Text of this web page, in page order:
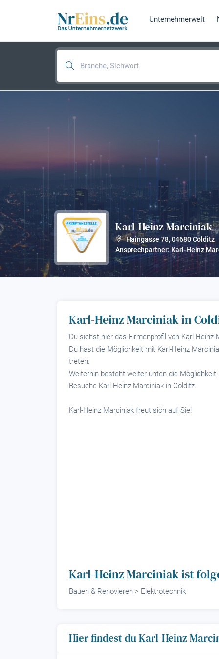
Unternehmerwelt
Karl-Heinz Marciniak ?
Haingasse 78,04680Colditz
Ansprechpartner: Karl-Heinz
Karl-Heinz Marciniak in
Du siehst hier das Firmenprofil von Karl-Heinz
Du hast die Möglichkeit mit Karl-Heinz
treten.
Weiterhin besteht weiter unten die
Besuche Karl-Heinz Marciniak in Colditz.
Karl-Heinz Marciniak freut sich auf Sie!
Karl-Heinz Marciniak ist
Bauen & Renovieren > Elektrotechnik
Hier findest du Karl-Heinz